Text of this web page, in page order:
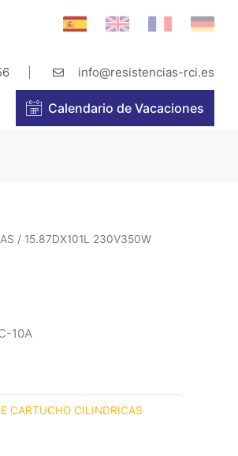
info@resistencias-rci.es
Calendario de Vacaciones
/ 15.87DX101L 230V350W
10A
CARTUCHO CILINDRICAS